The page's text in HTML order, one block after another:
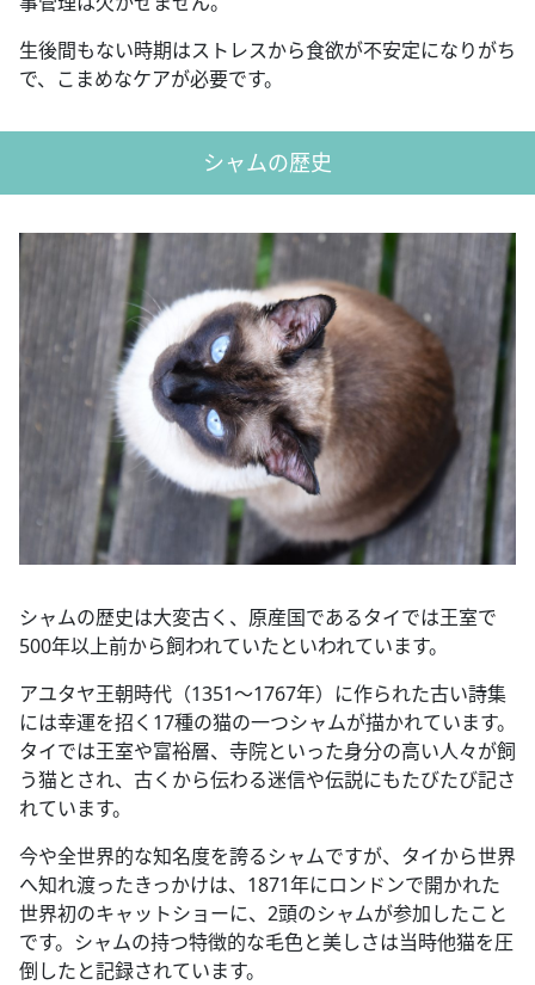
生後間もない時期はストレスから食欲が不安定になりがち
で、こまめなケアが必要です。
シャムの歴史
シャムの歴史は大変古く、原産国であるタイでは王室で
500年以上前から飼われていたといわれています。
アユタヤ王朝時代（1351～1767年）に作られた古い詩集
には幸運を招く17種の猫の一つシャムが描かれています。
タイでは王室や富裕層、寺院といった身分の高い人々が飼
う猫とされ、古くから伝わる迷信や伝説にもたびたび記さ
れています。
今や全世界的な知名度を誇るシャムですが、タイから世界
へ知れ渡ったきっかけは、1871年にロンドンで開かれた
世界初のキャットショーに、2頭のシャムが参加したこと
です。シャムの持つ特徴的な毛色と美しさは当時他猫を圧
倒したと記録されています。